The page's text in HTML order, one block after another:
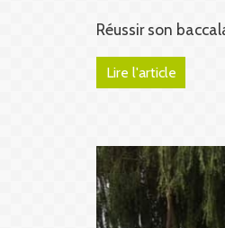
Réussir son
Lire l'article